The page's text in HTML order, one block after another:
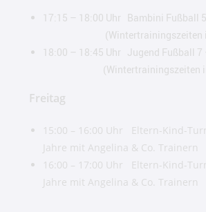
17:15 – 18:00 Uhr Bambini
(Wintertrainingszeiten in
18:00 – 18:45 Uhr Jugend
(Wintertrainingszeiten in
Freitag
15:00 – 16:00 Uhr Eltern-Kind-
Jahre mit Angelina & Co. Trainern
16:00 – 17:00 Uhr Eltern-Kind-
Jahre mit Angelina & Co. Trainern